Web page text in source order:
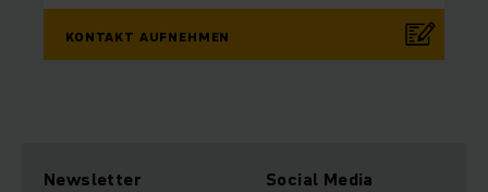
KONTAKT AUFNEHMEN
Newsletter Social Media